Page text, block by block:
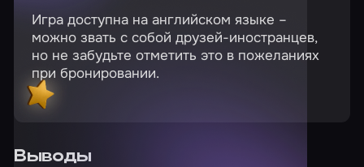
Игра доступна на английском языке –
можно звать с собой друзей-иностранцев,
но не забудьте отметить это в пожеланиях
при бронировании.
Выводы